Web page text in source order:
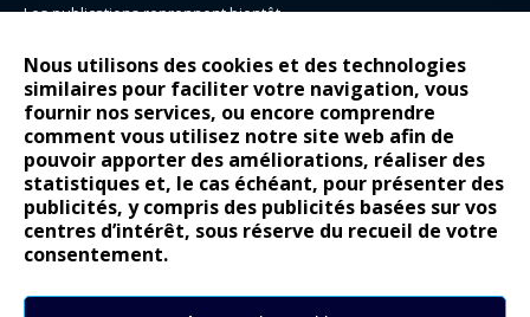
Nous utilisons des cookies et des technologies
similaires pour faciliter votre navigation, vous
fournir nos services, ou encore comprendre
comment vous utilisez notre site web afin de
pouvoir apporter des améliorations, réaliser des
statistiques et, le cas échéant, pour présenter des
publicités, y compris des publicités basées sur vos
centres d’intérêt, sous réserve du recueil de votre
consentement.
Les publications reprennent bientôt…
14 juillet : nouveau film de marque pour Citroën
Renault Espace : voyage, voyage…
Peugeot E-208 GTi : naissance d’une légende
COMMENTAIRES RÉCENTS
Bernard Dardartdans
Gilly